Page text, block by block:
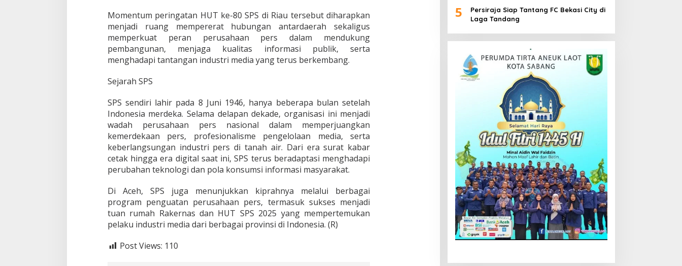
Momentum peringatan HUT ke-80 SPS di Riau tersebut diharapkan
menjadi ruang mempererat hubungan antardaerah sekaligus
memperkuat peran perusahaan pers dalam mendukung
pembangunan, menjaga kualitas informasi publik, serta
menghadapi tantangan industri media yang terus berkembang.
Sejarah SPS
SPS sendiri lahir pada 8 Juni 1946, hanya beberapa bulan setelah
Indonesia merdeka. Selama delapan dekade, organisasi ini menjadi
wadah perusahaan pers nasional dalam memperjuangkan
kemerdekaan pers, profesionalisme pengelolaan media, serta
keberlangsungan industri pers di tanah air. Dari era surat kabar
cetak hingga era digital saat ini, SPS terus beradaptasi menghadapi
perubahan teknologi dan pola konsumsi informasi masyarakat.
Di Aceh, SPS juga menunjukkan kiprahnya melalui berbagai
program penguatan perusahaan pers, termasuk sukses menjadi
tuan rumah Rakernas dan HUT SPS 2025 yang mempertemukan
pelaku industri media dari berbagai provinsi di Indonesia. (R)
Post Views: 110
5
Persiraja Siap Tantang FC Bekasi City di
Laga Tandang